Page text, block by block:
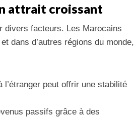
attrait croissant
divers facteurs. Les Marocains
et dans d’autres régions du monde,
l’étranger peut offrir une stabilité
passifs grâce à des